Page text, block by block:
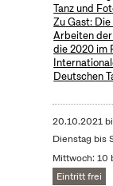
Tanz und
Zu Gast:
Arbeiten
die 2020 im
Deutschen
20.10.2021
Dienstag bis
Mittwoch: 10
Eintritt frei